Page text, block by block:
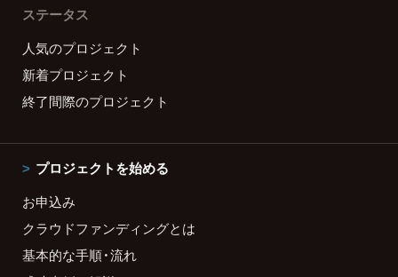
ステータス
人気のプロジェクト
新着プロジェクト
終了間際のプロジェクト
プロジェクトを始める
お申込み
クラウドファンディングとは
基本的な手順・流れ